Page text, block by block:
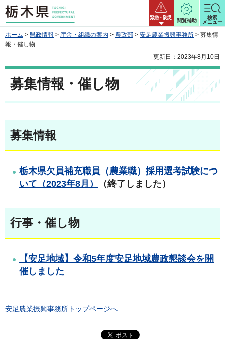
栃木県 緊急・防災
閲覧補助
検索
メニュー
ホーム > 県政情報 > 庁舎・組織の案内 > 農政部 > 安足農業振興事務所 > 募集情
報・催し物
更新日：2023年8月10日
募集情報・催し物
募集情報
栃木県欠員補充職員（農業職）採用選考試験につ
いて（2023年8月）
（終了しました）
行事・催し物
【安足地域】令和5年度安足地域農政懇談会を開
催しました
安足農業振興事務所トップページへ